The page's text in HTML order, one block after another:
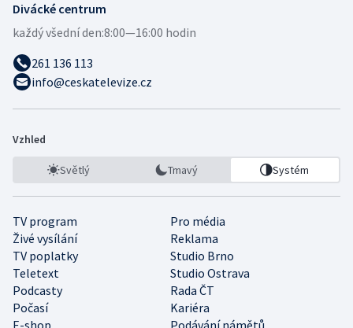
Divácké centrum
každý všední den:8:00—16:00 hodin
261 136 113
info@ceskatelevize.cz
Vzhled
Světlý Tmavý Systém
TV program
Pro média
Živé vysílání
Reklama
TV poplatky
Studio Brno
Teletext
Studio Ostrava
Podcasty
Rada ČT
Počasí
Kariéra
E-shop
Podávání námětů